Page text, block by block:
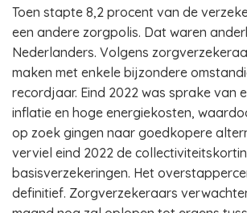
Toen stapte 8,2 procent van de
een andere zorgpolis. Dat waren
Nederlanders. Volgens
maken met enkele bijzondere
recordjaar. Eind 2022 was sprake van
inflatie en hoge energiekosten,
op zoek gingen naar goedkopere
verviel eind 2022 de
basisverzekeringen. Het
definitief. Zorgverzekeraars